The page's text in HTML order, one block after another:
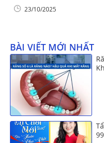
23/10/2025
BÀI VIẾT MỚI NHẤT